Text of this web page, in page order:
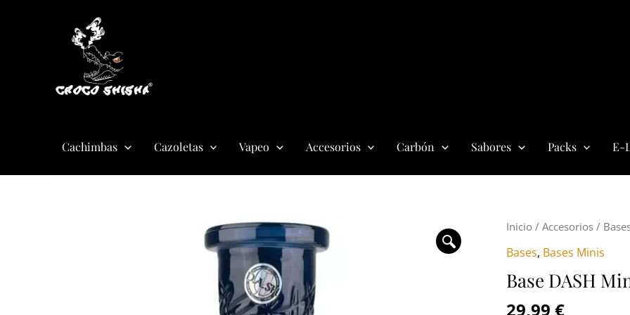
Cachimbas Cazoletas Vapeo Accesorios Carbón Sabores Packs E-
Inicio / Accesorios /
Bases, Bases Minis
Base DASH
29,99 €
Base
DASH
Ghost
Black